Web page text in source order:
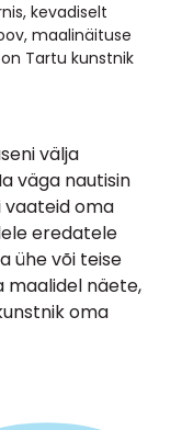
kevadiselt
maalinäituse
Tartu kunstnik
välja
väga nautisin
vaateid oma
eredatele
ühe või teise
maalidel näete,
oma